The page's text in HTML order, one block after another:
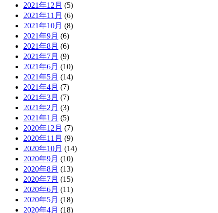
2021年12月 (5)
2021年11月 (6)
2021年10月 (8)
2021年9月 (6)
2021年8月 (6)
2021年7月 (9)
2021年6月 (10)
2021年5月 (14)
2021年4月 (7)
2021年3月 (7)
2021年2月 (3)
2021年1月 (5)
2020年12月 (7)
2020年11月 (9)
2020年10月 (14)
2020年9月 (10)
2020年8月 (13)
2020年7月 (15)
2020年6月 (11)
2020年5月 (18)
2020年4月 (18)